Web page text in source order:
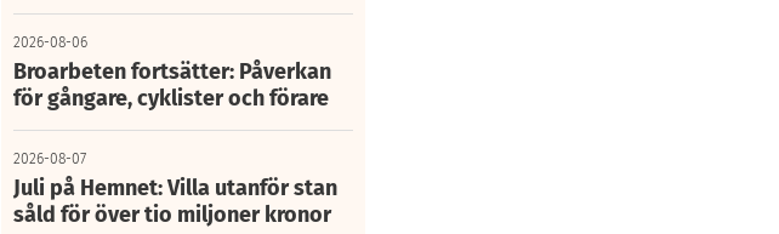
2026-08-06
Broarbeten fortsätter: Påverkan
för gångare, cyklister och förare
2026-08-07
Juli på Hemnet: Villa utanför stan
såld för över tio miljoner kronor